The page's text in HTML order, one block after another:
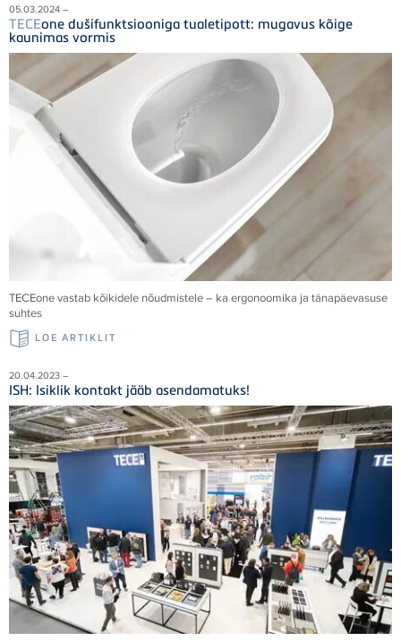
05.03.2024 –
TECEone dušifunktsiooniga tualetipott: mugavus kõige
kaunimas vormis
TECEone vastab kõikidele nõudmistele – ka ergonoomika ja tänapäevasuse
suhtes
LOE ARTIKLIT
20.04.2023 –
ISH: Isiklik kontakt jääb asendamatuks!